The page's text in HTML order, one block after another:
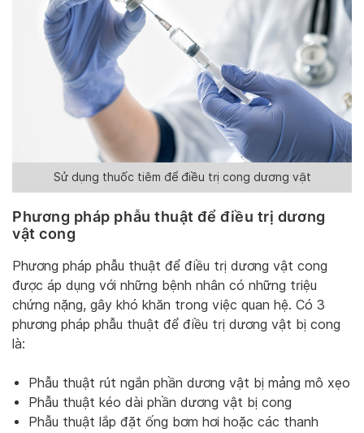
Sử dụng thuốc tiêm để điều trị cong dương vật
Phương pháp phẫu thuật để điều trị dương
vật cong
Phương pháp phẫu thuật để điều trị dương vật cong
được áp dụng với những bệnh nhân có những triệu
chứng nặng, gây khó khăn trong việc quan hệ. Có 3
phương pháp phẫu thuật để điều trị dương vật bị cong
là:
Phẫu thuật rút ngắn phần dương vật bị mảng mô xẹo
Phẫu thuật kéo dài phần dương vật bị cong
Phẫu thuật lắp đặt ống bơm hơi hoặc các thanh